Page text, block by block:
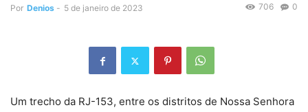
Por Denios - 5 de janeiro de 2023 0
706
Um trecho da RJ-153, entre os distritos de Nossa Senhora